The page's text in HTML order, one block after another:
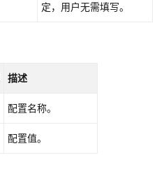
定，用户无需填写。
描述
配置名称。
配置值。